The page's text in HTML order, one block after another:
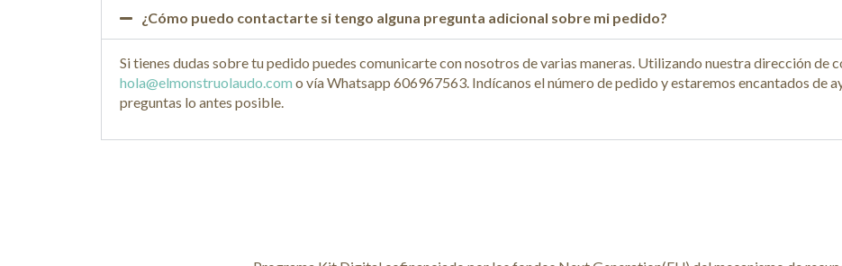
¿Cómo puedo contactarte si tengo alguna pregunta adicional sobre mi pedido?
Si tienes dudas sobre tu pedido puedes comunicarte con nosotros de varias maneras. Utilizando nuestra dirección de
hola@elmonstruolaudo.com o vía Whatsapp 606967563. Indícanos el número de pedido y estaremos encantados de
preguntas lo antes posible.